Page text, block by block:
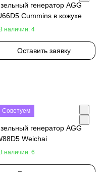
генератор AGG
Cummins в кожухе
наличии: 4
Оставить заявку
Советуем
000 ₽
генератор AGG
Weichai
наличии: 6